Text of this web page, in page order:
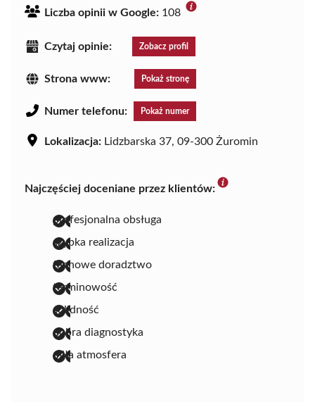
Liczba opinii w Google: 108
Czytaj opinie: Zobacz profil
Strona www: Pokaż stronę
Numer telefonu: Pokaż numer
Lokalizacja: Lidzbarska 37, 09-300 Żuromin
Najczęściej doceniane przez klientów:
profesjonalna obsługa
szybka realizacja
fachowe doradztwo
terminowość
solidność
dobra diagnostyka
miła atmosfera